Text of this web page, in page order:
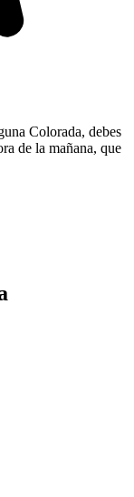
Colorada, debes
de la mañana, que